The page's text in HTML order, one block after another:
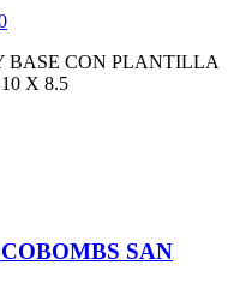
BASE CON PLANTILLA
X 8.5
SAN